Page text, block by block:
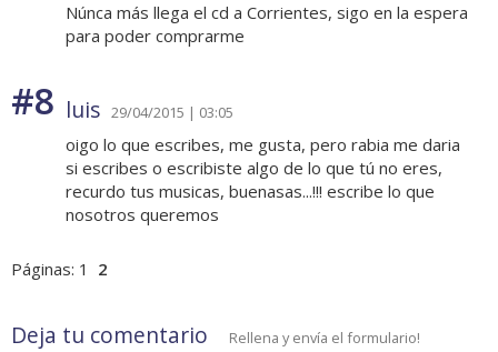
Núnca más llega el cd a Corrientes, sigo en la espera
para poder comprarme
#8 luis 29/04/2015 | 03:05
oigo lo que escribes, me gusta, pero rabia me daria
si escribes o escribiste algo de lo que tú no eres,
recurdo tus musicas, buenasas...!!! escribe lo que
nosotros queremos
Páginas: 1 2
Deja tu comentario Rellena y envía el formulario!